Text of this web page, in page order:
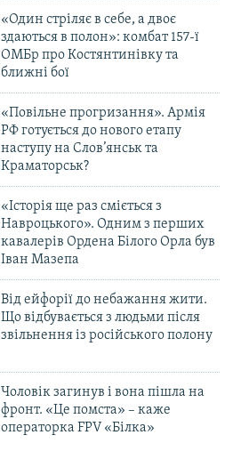
«Один стріляє в себе, а двоє
здаються в полон»: комбат 157-ї
ОМБр про Костянтинівку та
ближні бої
«Повільне прогризання». Армія
РФ готується до нового етапу
наступу на Слов’янськ та
Краматорськ?
«Історія ще раз сміється з
Навроцького». Одним з перших
кавалерів Ордена Білого Орла був
Іван Мазепа
Від ейфорії до небажання жити.
Що відбувається з людьми після
звільнення із російського полону
Чоловік загинув і вона пішла на
фронт. «Це помста» – каже
операторка FPV «Білка»